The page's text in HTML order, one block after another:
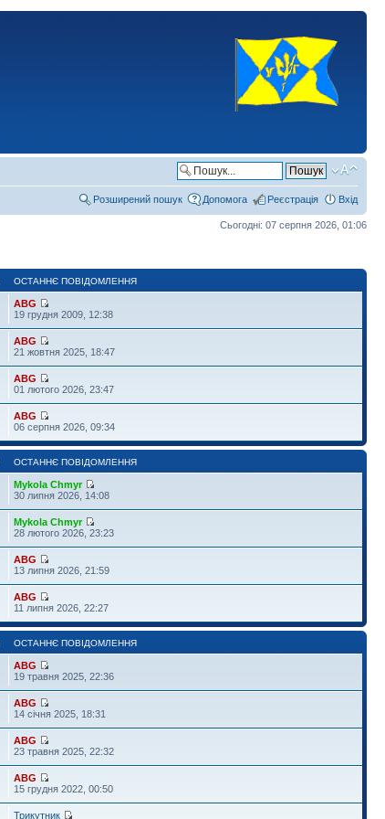
Розширений пошук Допомога Реєстрація Вхід
Сьогодні: 07 серпня 2026, 01:06
ОСТАННЄ ПОВІДОМЛЕННЯ
ABG
19 грудня 2009, 12:38
ABG
21 жовтня 2025, 18:47
ABG
01 лютого 2026, 23:47
ABG
06 серпня 2026, 09:34
ОСТАННЄ ПОВІДОМЛЕННЯ
Mykola Chmyr
30 липня 2026, 14:08
Mykola Chmyr
28 лютого 2026, 23:23
ABG
13 липня 2026, 21:59
ABG
11 липня 2026, 22:27
ОСТАННЄ ПОВІДОМЛЕННЯ
ABG
19 травня 2025, 22:36
ABG
14 січня 2025, 18:31
ABG
23 травня 2025, 22:32
ABG
15 грудня 2022, 00:50
Трикутник